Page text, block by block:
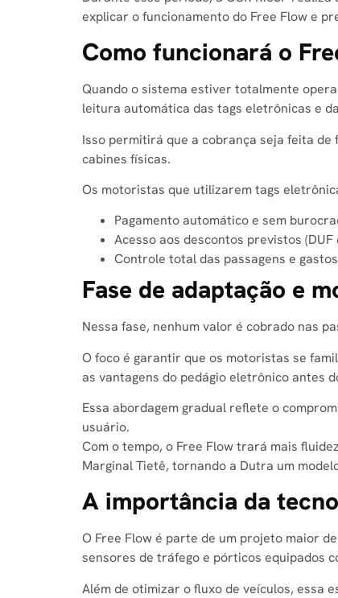
explicar o funcionamento do Free Flow e
Como funcionará o
Quando o sistema estiver totalmente
leitura automática das tags eletrônicas e
Isso permitirá que a cobrança seja feita
cabines físicas.
Os motoristas que utilizarem tags
Pagamento automático e sem
Acesso aos descontos previstos (DUF
Controle total das passagens e
Fase de adaptação e
Nessa fase, nenhum valor é cobrado nas
O foco é garantir que os motoristas se
as vantagens do pedágio eletrônico antes
Essa abordagem gradual reflete o
usuário.
Com o tempo, o Free Flow trará mais
Marginal Tietê, tornando a Dutra um
A importância da
O Free Flow é parte de um projeto maior
sensores de tráfego e pórticos equipados
Além de otimizar o fluxo de veículos, essa